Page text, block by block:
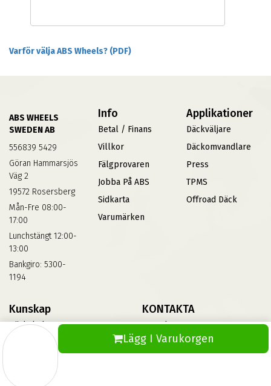
Lägg I Varukorgen
Varför välja ABS Wheels? (PDF)
ABS WHEELS
SWEDEN AB
556839 5429
Göran Hammarsjös
Väg 2
19572 Rosersberg
Mån-Fre 08:00-
17:00
Lunchstängt 12:00-
13:00
Bankgiro: 5300-
1194
Info
Betal / Finans
Villkor
Fälgprovaren
Jobba På ABS
Sidkarta
Varumärken
Applikationer
Däckväljare
Däckomvandlare
Press
TPMS
Offroad Däck
Kunskap
Däckskola
Informationsbank Av Däck
KONTAKTA
Kontakta Oss
Vinterdäck